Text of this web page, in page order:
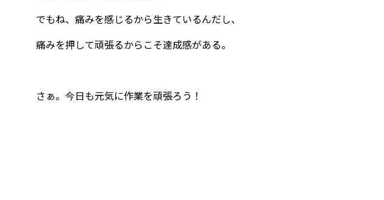
でもね、痛みを感じるから生きているんだし、
痛みを押して頑張るからこそ達成感がある。
さぁ。今日も元気に作業を頑張ろう！